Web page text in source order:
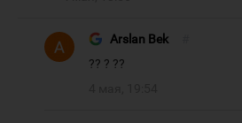
Arslan Bek
?? ? ??